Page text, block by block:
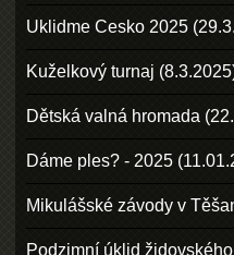
Uklidme Cesko 2025
Kuželkový turnaj
Dětská valná hromada
Dáme ples? - 2025
Mikulášské závody v
Podzimní úklid